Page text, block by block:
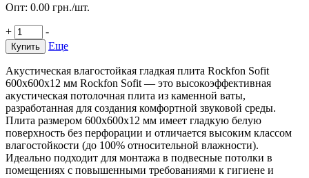
Опт: 0.00 грн./шт.
+ -
Купить Еще
Акустическая влагостойкая гладкая плита Rockfon Sofit
600x600x12 мм Rockfon Sofit — это высокоэффективная
акустическая потолочная плита из каменной ваты,
разработанная для создания комфортной звуковой среды.
Плита размером 600x600x12 мм имеет гладкую белую
поверхность без перфорации и отличается высоким классом
влагостойкости (до 100% относительной влажности).
Идеально подходит для монтажа в подвесные потолки в
помещениях с повышенными требованиями к гигиене и